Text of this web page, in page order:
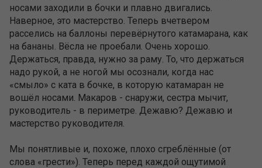
носами заходили в бочки и плавно двигались.
Наверное, это мастерство. Теперь вчетвером
расселись на баллоны перевёрнутого катамарана, как
на бананы. Вёсла не проебали. Очень хорошо.
Держаться, правда, нужно за раму. То, что держаться
надо рукой, а не ногой мы осознали, когда нас
«смыло» с ката в бочке, в которую катамаран не
вошёл носами. Макаров - снаружи, сестра мычит,
руководитель - в периметре. Дежавю? Дежавю и
мастерство руководителя.
Мы понятливые и, похоже, плохо сгреблённые (от
слова «грести»). Теперь перед каждой ощутимой